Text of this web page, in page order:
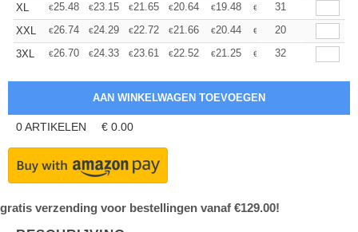
XL
€25.48 €23.15 €21.65 €20.64 €19.48 € 18.49
31
XXL
€26.74 €24.29 €22.72 €21.66 €20.44 € 19.40
20
3XL
€26.70 €24.33 €23.61 €22.52 €21.25 € 20.16
32
0ARTIKELEN € 0.00
gratis verzending voor bestellingen vanaf €129.00!